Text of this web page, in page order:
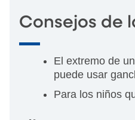
Consejos de
El extremo de
puede usar
Para los niños